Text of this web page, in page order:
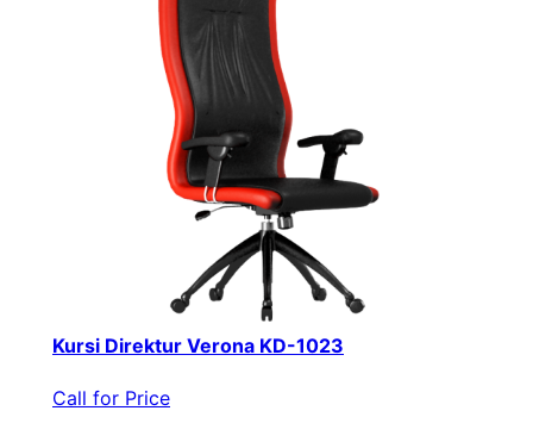
Kursi Direktur Verona KD-1023
Call for Price